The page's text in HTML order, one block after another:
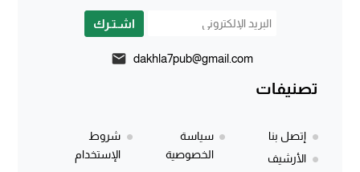
اشـتـرك
dakhla7pub@gmail.com
تصنيفات
إتصل بنا
الأرشيف
سياسة
الخصوصية
شروط
الإستخدام